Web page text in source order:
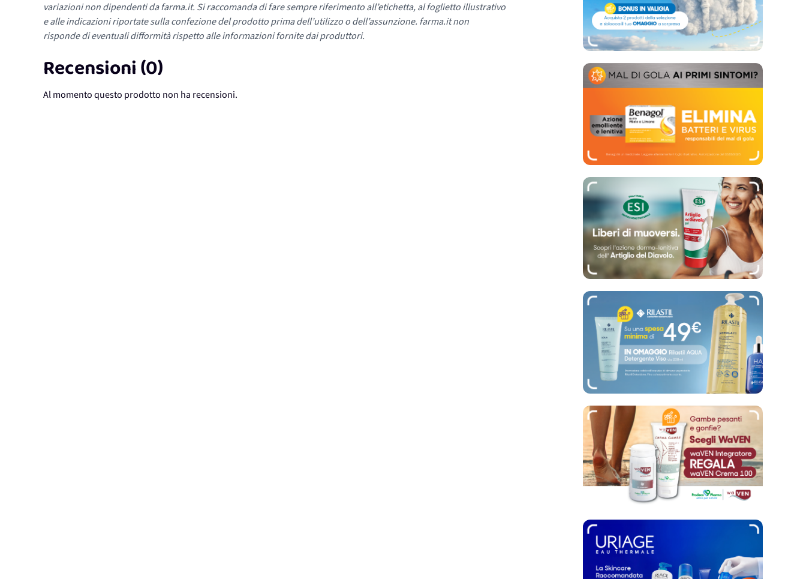
variazioni non dipendenti da farma.it. Si raccomanda di fare sempre riferimento all’etichetta, al foglietto illustrativo
e alle indicazioni riportate sulla confezione del prodotto prima dell’utilizzo o dell’assunzione. farma.it non
risponde di eventuali difformità rispetto alle informazioni fornite dai produttori.
Recensioni (0)
Al momento questo prodotto non ha recensioni.